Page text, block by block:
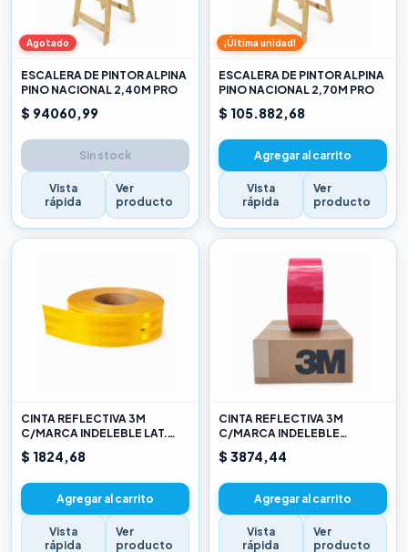
Agotado
ESCALERA DE PINTOR ALPINA
PINO NACIONAL 2,40M PRO
$ 94060,99
Sin stock
Vista
rápida
Ver
producto
¡Última unidad!
ESCALERA DE PINTOR ALPINA
PINO NACIONAL 2,70M PRO
$ 105.882,68
Agregar al carrito
Vista
rápida
Ver
producto
CINTA REFLECTIVA 3M
C/MARCA INDELEBLE LAT.
$ 1824,68
Agregar al carrito
Vista
rápida
Ver
producto
CINTA REFLECTIVA 3M
C/MARCA INDELEBLE
TRASERA BLANCA Y ROJO X
METRO
$ 3874,44
Agregar al carrito
Vista
rápida
Ver
producto